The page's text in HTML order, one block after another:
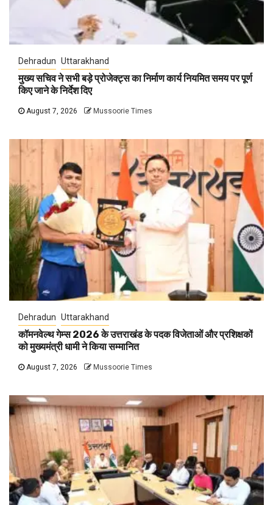
Dehradun Uttarakhand
मुख्य सचिव ने सभी बड़े प्रोजेक्ट्स का निर्माण कार्य नियमित समय पर पूर्ण
किए जाने के निर्देश दिए
August 7, 2026 Mussoorie Times
Dehradun Uttarakhand
कॉमनवेल्थ गेम्स 2026 के उत्तराखंड के पदक विजेताओं और प्रशिक्षकों
को मुख्यमंत्री धामी ने किया सम्मानित
August 7, 2026 Mussoorie Times